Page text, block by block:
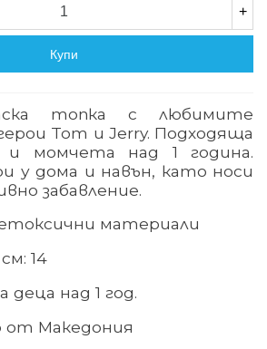
+
Купи
топка с любимите
Tom и Jerry. Подходяща
момчета над 1 година.
у дома и навън, като носи
забавление.
материали
14
деца над 1 год.
от Македония